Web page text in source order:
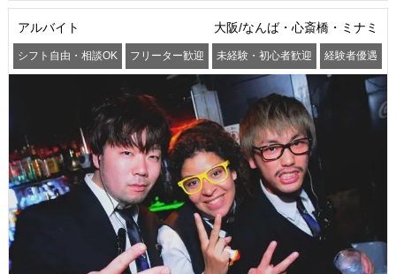
アルバイト 大阪/なんば・心斎橋・ミナミ
シフト自由・相談OK フリーター歓迎 未経験・初心者歓迎 経験者優遇